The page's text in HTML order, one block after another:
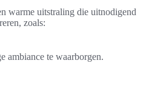
warme uitstraling die uitnodigend
zoals:
ambiance te waarborgen.